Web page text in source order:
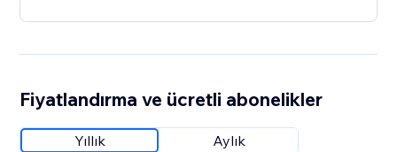
Fiyatlandırma ve ücretli abonelikler
Yıllık Aylık